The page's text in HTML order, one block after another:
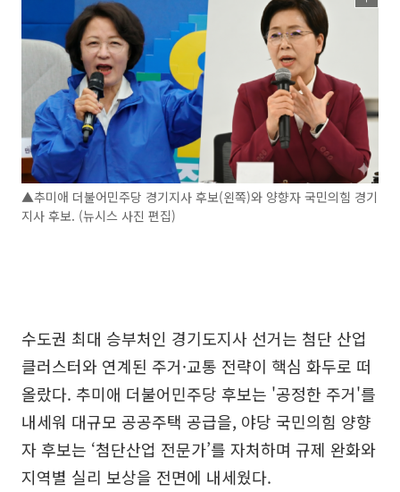
▲추미애 더불어민주당 경기지사 후보(왼쪽)와 양향자 국민의힘 경기
지사 후보. (뉴시스 사진 편집)
수도권 최대 승부처인 경기도지사 선거는 첨단 산업
클러스터와 연계된 주거·교통 전략이 핵심 화두로 떠
올랐다. 추미애 더불어민주당 후보는 '공정한 주거'를
내세워 대규모 공공주택 공급을, 야당 국민의힘 양향
자 후보는 ‘첨단산업 전문가’를 자처하며 규제 완화와
지역별 실리 보상을 전면에 내세웠다.